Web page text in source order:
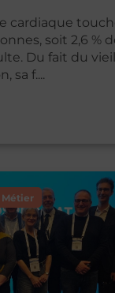
cardiaque
soit 2,6 %
Du fait du
sa f....
Métier